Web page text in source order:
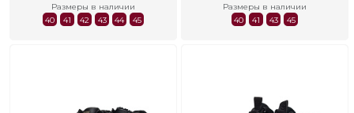
Размеры в наличии
40
41 42 43 44 45
Размеры в наличии
40
41 43 45